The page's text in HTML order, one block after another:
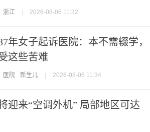
浙江 2026-08-06 11:32
年女子起诉医院：本不需辍学，
这些苦难
医院 新生儿 2026-08-06 11:34
迎来“空调外机” 局部地区可达